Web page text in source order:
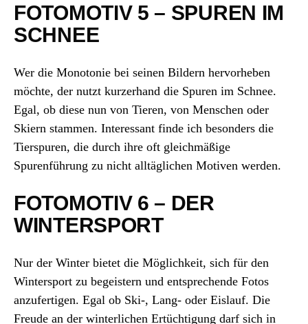
FOTOMOTIV 5 – SPUREN IM
SCHNEE
Wer die Monotonie bei seinen Bildern hervorheben
möchte, der nutzt kurzerhand die Spuren im Schnee.
Egal, ob diese nun von Tieren, von Menschen oder
Skiern stammen. Interessant finde ich besonders die
Tierspuren, die durch ihre oft gleichmäßige
Spurenführung zu nicht alltäglichen Motiven werden.
FOTOMOTIV 6 – DER
WINTERSPORT
Nur der Winter bietet die Möglichkeit, sich für den
Wintersport zu begeistern und entsprechende Fotos
anzufertigen. Egal ob Ski-, Lang- oder Eislauf. Die
Freude an der winterlichen Ertüchtigung darf sich in